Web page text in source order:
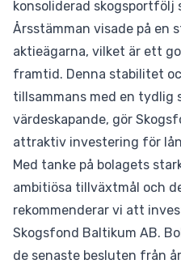
konsoliderad skogsportfölj
Årsstämman visade på en
aktieägarna, vilket är ett
framtid. Denna stabilitet
tillsammans med en
värdeskapande, gör
attraktiv investering för
Med tanke på bolagets
ambitiösa tillväxtmål och
rekommenderar vi att
Skogsfond Baltikum AB.
de senaste besluten från